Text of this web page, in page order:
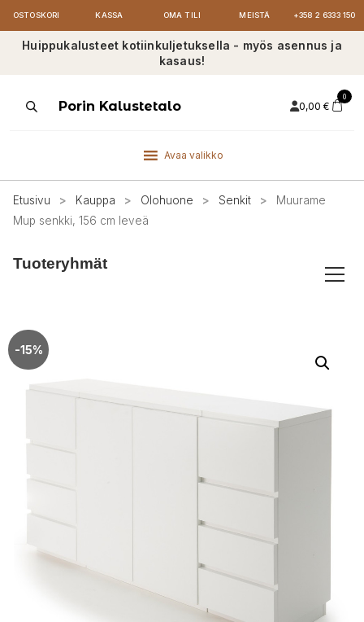
OSTOSKORI KASSA OMA TILI MEISTÄ +358 2 6333 150
Huippukalusteet kotiinkuljetuksella - myös asennus ja
kasaus!
ProductsPorin Kalustetalo 0,00 €
0
Avaa valikko
Etusivu > Kauppa > Olohuone > Senkit >
Muurame
Mup senkki, 156 cm leveä
Tuoteryhmät
-15%